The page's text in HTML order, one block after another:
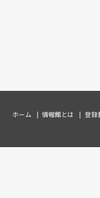
ホーム 情報館とは 登録